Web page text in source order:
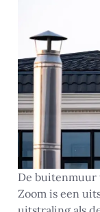
De buitenmuur
Zoom is een